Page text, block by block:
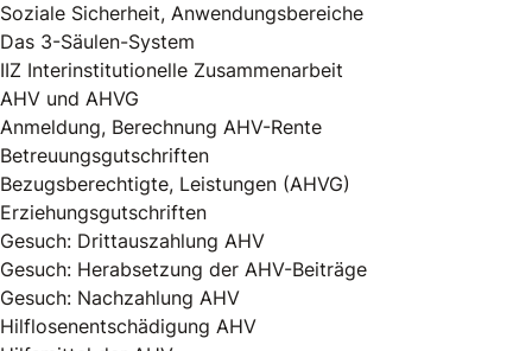
Soziale Sicherheit, Anwendungsbereiche
Das 3-Säulen-System
IIZ Interinstitutionelle Zusammenarbeit
AHV und AHVG
Anmeldung, Berechnung AHV-Rente
Betreuungsgutschriften
Bezugsberechtigte, Leistungen (AHVG)
Erziehungsgutschriften
Gesuch: Drittauszahlung AHV
Gesuch: Herabsetzung der AHV-Beiträge
Gesuch: Nachzahlung AHV
Hilflosenentschädigung AHV